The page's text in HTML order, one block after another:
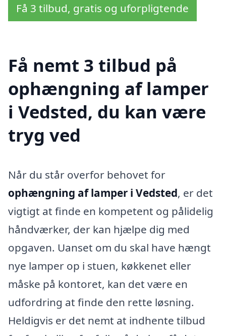
Få 3 tilbud, gratis og uforpligtende
Få nemt 3 tilbud på
ophængning af lamper
i Vedsted, du kan være
tryg ved
Når du står overfor behovet for
ophængning af lamper i Vedsted, er det
vigtigt at finde en kompetent og pålidelig
håndværker, der kan hjælpe dig med
opgaven. Uanset om du skal have hængt
nye lamper op i stuen, køkkenet eller
måske på kontoret, kan det være en
udfordring at finde den rette løsning.
Heldigvis er det nemt at indhente tilbud